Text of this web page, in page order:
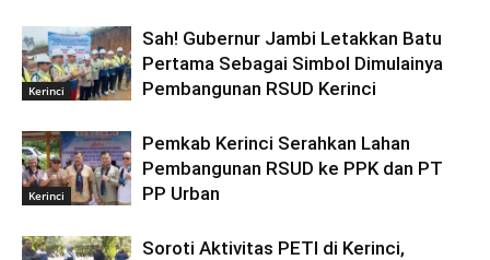
Kerinci
Sah! Gubernur Jambi Letakkan Batu
Pertama Sebagai Simbol Dimulainya
Pembangunan RSUD Kerinci
Kerinci
Pemkab Kerinci Serahkan Lahan
Pembangunan RSUD ke PPK dan PT
PP Urban
Soroti Aktivitas PETI di Kerinci,